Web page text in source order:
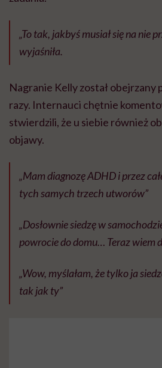
„To tak, jakbyś musiał się na nie
wyjaśniła.
Nagranie Kelly został obejrzany
razy. Internauci chętnie
stwierdzili, że u siebie również
objawy.
„Mam diagnozę ADHD i przez
tych samych trzech utworów”
„Dosłownie siedzę w
powrocie do domu… Teraz wiem
„Wow, myślałam, że tylko ja
tak jak ty”